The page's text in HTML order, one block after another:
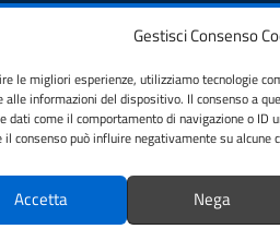
Gestisci Consenso
le migliori esperienze, utilizziamo tecnologie
alle informazioni del dispositivo. Il consenso a
dati come il comportamento di navigazione o ID
consenso può influire negativamente su alcune
Accetta Nega